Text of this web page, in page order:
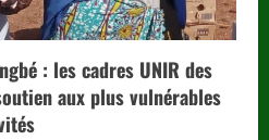
: les cadres UNIR des
aux plus vulnérables